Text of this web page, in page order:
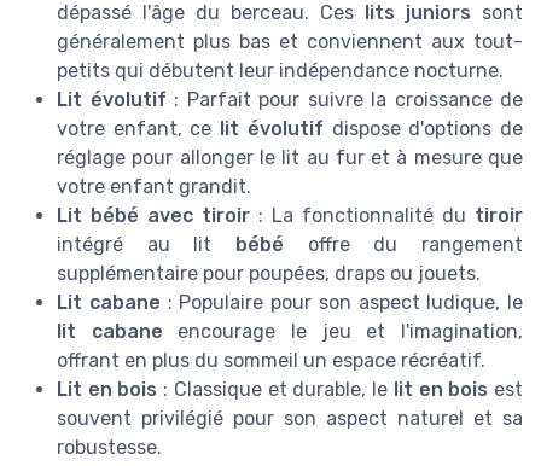
dépassé l'âge du berceau. Ces
lits juniors sont
généralement plus bas et conviennent aux tout-
petits qui débutent leur indépendance nocturne.
Lit évolutif : Parfait pour suivre la croissance de
votre enfant, ce
lit évolutif dispose d'options de
réglage pour allonger le lit au fur et à mesure que
votre enfant grandit.
Lit bébé avec tiroir : La fonctionnalité du tiroir
intégré au lit
bébé offre du rangement
supplémentaire pour poupées, draps ou jouets.
Lit cabane : Populaire pour son aspect ludique, le
lit cabane encourage le jeu et l'imagination,
offrant en plus du sommeil un espace récréatif.
Lit en bois : Classique et durable, le lit en bois est
souvent privilégié pour son aspect naturel et sa
robustesse.